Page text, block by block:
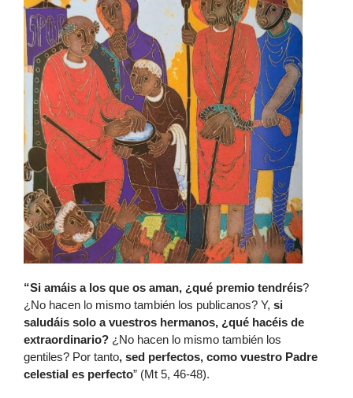
“Si amáis a los que os aman, ¿qué premio tendréis?
¿No hacen lo mismo también los publicanos? Y, si
saludáis solo a vuestros hermanos, ¿qué hacéis de
extraordinario? ¿No hacen lo mismo también los
gentiles? Por tanto, sed perfectos, como vuestro Padre
celestial es perfecto” (Mt 5, 46-48).